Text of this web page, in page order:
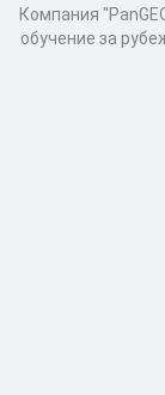
Компания
обучение за